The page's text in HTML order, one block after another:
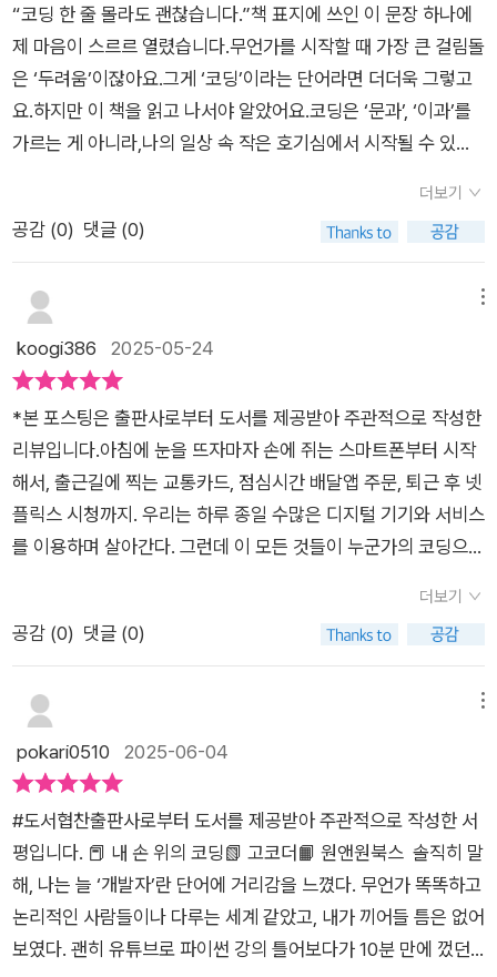
프개발자가 되기 위한 가장 빠른 방법은 뭘까? 코딩 훈련소 부트
캠프에 입소하는 것이다. 부트캠프는 단기간에 개발자가 될 수 있
게 교육하는 훈련소이기 때문이다. 짧은 시간에 일반인을 개발자
로 만들기 위한 최적의 교육과정이긴 하지만, 국비지원 학원과 온
라인 독학에 비해 훨씬 힘든 과정이다. 이 교육과정은 현업에서
사용하는 프로그래밍 지식을 기반으로 한다.코딩 배우기책으로
공부하기블로그로 공부하기고코더의 공부법수많은 예비 개발자
성장하기 위한 가장 강력한 무기다. 상황이 어렵고 여건이 여의치
않아도 독학을 통해 지식을 확장해야 한다. 각자의 환경과 상황에
맞는 자신만의 독학 방법을 연구하고 꾸준히 실행하길 바란다. 실
패해도 괜찮고, 속도가 느려도 괜찮다.백엔드 개발자에게 필요한
학습'백엔드 개발자는 보이지 않는 걸 개발합니다.'백엔드 개발자
가 되기로 결심했다면 REST API(API는 애플리케이션을 프로그
래밍하는 데 사용되는 인터페이스로, 서로 다른 소프트웨어 애플
리케이션이 공유할 수 있도록 돕는 다리 역할을 한다)를 학습하
고 익히는 것은 필수적이다. REST API는 클라우드 서비스, 모바
이것을 잘 이해하면 서버 개발의 전반적인 흐름을 이해하는 데 많
은 도움이 된다. REST API는 단순히 백엔드와 프런트엔드가 소
통하는 방법을 넘어서 다양한 시스템 간의 연동과 데이터 공유를
가능하게 해주는 중요한 기술이다. 백엔드 개발자의 필수적인 역
씨름하며 일한다. 그렇기에 사람들에게 감사를 받기보다는 그냥
일을 잘 처리해주는 기술자로 보일 때가 많다. 어쩌면 일을 잘하
면서 사랑까지 받는 개발자가 된다는 건 유토피아에 가까운 일이
다. 그렇다고 해서 굳이 ‘나쁜 개발자’가 될 필요는 없다. 사랑까
진 아니어도 남에게 실망감을 주는 개발자가 될 필요는 없는 것이
다.사랑받는 개발자가 된다는 것은 기술적 능력만을 의미하는 게
아니ㅏ 동료와의 협력, 문제 해결 과정에서의 태도, 그리고 주변
련소이며, 현업에서 사용하는 프로그래밍 지식을 기반으로 교육
하기에 힘든 과정이라 말한다. 단기간에 고생해서 개발자가 되기
보다는 천천히 깊이 있게 코딩 공부를 하고 싶은 예비 개발자와는
결이 맞지 않는데, 일단 부트캠프는 수료기간 동안 오직 이 생활
에만 전념해야 하기 때문에 사생활을 보장받지 못하고, 무엇보다
트캠프를 할 지 선택은 당연히 스스로 판단해야 한다면서 말이다.
저자의 개인적인 경험으로는 누군가를 가르친다는 마음가짐으로
학습을 하면 진도는 굉장히 느리지만 그만큼 깊이 있고 제대로 이
해할 수 있다고 조언한다. 단순히 배우는 것을 넘어서 마치 강의
보면 자연스럽게 머릿속에서 지식이 체계를 갖추게 된다면서, 강
학은 개발자로서 성장하기 위한 가장 강력한 무기이기에 상황이
어렵고 여건이 여의치 않아도 독학을 통해 지식을 확장해야 한다
고 강조한다. 그 밖에도 프런트엔드 개발자는 JavaScript를 잘
해야 하고, 백엔드 개발자는 REST API와 웹 프레임워크를 잘 다
뤄야 하며, 스마트폰 앱 서비스의 수요가 빠르게 증가하고 있지만
개발자 공급은 이를 따라가지 못하고 있기에 앱 개발자도 유망한
직종이라 말한다. 특히 앱 개발자의 최대 장점 중 하나는 창업의
우리는 살아가고 있다. 이런 시대속에 소멸하는 직업군도 생겨나
고 직업도자신이 가진 기술력에 따라 삶은 양극화로 갈린다. 그래
서 사람들은 시대의 소명과 같은 직업에 편승하고자신의 경쟁력
을 갖추기 위해 ‘개발자’라는 직업을 꿈꿔 본다. 본업 아닌 부업과
같이 은퇴 후를 위해. 스스로 무언가 만들어내고가치를 평가 받으
며 시간에 구애 받지 않고 높은 생산성을 바탕으로 경제적 여유를
갖출 수 있게 말이다. 책은이런 꿈을 꾸고 있는 사람들에게 ‘개발
정을 말하고 있다. 개발자가 하는 일은 무엇이며 어떤 도구를 매
개로 현실을 구축하는지, 그 과정에 코딩이 어떤 존재 필요인지
말이다. 그래서 책은 다양한언어로 컴퓨터를 조율하는 만큼 번역
기의 과정 ‘컴파일러’에대한 이해로부터 시작한다. 거기서 코딩에
대한 이해로 좋은 프로그램을 만드는 개발자는 경력을 관리를하
며 목표를 성취하고 삶을 즐기는 사람이라 ‘개발자’의 정의라고말
한다. 다음은시작하는 이들을 위한 교육이다. 현실적인 교육은 어
디서 이루어지고 국비지원과 같이 교육에 도움이 되는방법과 다
양한 온라인 강의를 통한 이해의 툴을 말한다. 유튜브, 블로그홈
대한 시작과 마스터별 필요성에 대한 과정은 가격대 의구심이 많
은 교육과정이지만그 필요성 이해를 높여주고 있다. 다음은 배울
수 있는 인터넷 툴과 개발자에서도 특이성 있는 직군을설명한다.
평소에 이용하기 쉬운 사이트와 그 활용, 다양한개발자의 전문분
텍, 모바일, 웹, 서버 등 다양한 직군의 소개를 통해 자신이 잘 할
의 현실과 오해 현실의 모습이다. 사람들의 환상에 맞는 직업인
지, 현실은 밤샘과 야근, 담배와 술 그리고 고충, 급여와 취직의
여부 다양한 현실에 개발자로써애환을 말하며 개발자로 몸담기
위한 의지를 묻고 있다. 막연한 환상의 직업이 아닌 남들과 다른
노력과학습, 반복되는 업무에 당신은 그래도 개발자는 꿈꾸는가
“코딩 한 줄 몰라도 괜찮습니다.”책 표지에 쓰인 이 문장 하나에
제 마음이 스르르 열렸습니다.무언가를 시작할 때 가장 큰 걸림돌
은 ‘두려움’이잖아요.그게 ‘코딩’이라는 단어라면 더더욱 그렇고
요.하지만 이 책을 읽고 나서야 알았어요.코딩은 ‘문과’, ‘이과’를
가르는 게 아니라,나의 일상 속 작은 호기심에서 시작될 수 있는
해, 개발자라는 직업은 ‘나와는 상관없는 사람들 이야기’처럼 느
껴졌어요.하지만 저자님의 안내로 차근차근 코딩의 개념을 따라
스마트폰,리모컨, 전자결제기 뒤에 숨어 있던 마법 같은 언어라는
걸 깨닫게 되었죠.​예를 들어, 신호등의 작동에도 코딩이 필요하
고,인터넷 뱅킹도, 아이가 좋아하는 유튜브 앱도모두 누군가의
코딩은 너무 어렵고 멀게만 느껴졌는데,『내 손 위의 코딩』은 엄마
의 눈높이로 쉽게, 일상에 빗대어 설명해 주니참 친절하고 따뜻하
게 다가왔어요.​ ​🧩 나에게 맞는 코딩 공부법을 찾다​책은 단순히
“코딩은 이래요~”로 끝나지 않아요.국비지원 교육, 부트캠프, 온
라인 독학, 책 공부법까지 다양한 루트를실제 사례와 함께 자세히
알려줘요.​특히 저는 ‘방구석에서 개발자가 될 수 있을까?’라는챕
터를 유심히 읽었어요. 엄마로서 집안일과 육아에 치이다 보면밖
분히 가능합니다”**라고 말해주더라고요.​아직 개발자가 되겠다
는 거창한 꿈까진 아니지만,나도 뭔가 배워볼 수 있다는 자신감을
선물받았어요.​ ​👩‍💻 엄마도 성장하고 싶어요​저자는 개발자를 단
순한 ‘기술자’가 아닌,문제를 해결하고 세상을 조금씩 바꿔가는
사람이라고 말해요.그 말을 읽으며 마음이 찡했어요.​아이에게 늘
“세상에 도움이 되는 사람으로 자라렴” 하고 말하지만,사실 저
자신은 얼마나 그런 사람이었나 되돌아보게 되더라고요.​그래서
결심했어요. 아주 작게라도,나만의 포트폴리오 하나 만들어보기
로요.아직은 모르는 게 더 많고, 엉성한 시도일지 모르지만,『내 손
더보기
공감 (0) 댓글 (0)
koogi386 2025-05-24
*본 포스팅은 출판사로부터 도서를 제공받아 주관적으로 작성한
리뷰입니다.아침에 눈을 뜨자마자 손에 쥐는 스마트폰부터 시작
해서, 출근길에 찍는 교통카드, 점심시간 배달앱 주문, 퇴근 후 넷
플릭스 시청까지. 우리는 하루 종일 수많은 디지털 기기와 서비스
를 이용하며 살아간다. 그런데 이 모든 것들이 누군가의 코딩으로
재를 당연하게 여기듯, 코딩은 우리 일상에 너무나 자연스럽게 스
며들어 있어서 오히려 그 존재감을 느끼기 어렵다. 생각해보면 참
신기한 일이다. 지금 이 순간에도 전 세계 어딘가에서 누군가는
새벽까지 키보드를 두드리며 우리가 내일 사용할 앱을 만들고 있
더 편리하게, 때로는 더 즐겁게 만들어주고 있다. 이렇게 보면 개
서 조용히 마법을 부려, 우리의 일상을 변화시키는.. 이번에 이러
한 코딩의 세곌ㄹ 쉽게 이야기 하는 신간을 읽을 기회가 있었다.
고코더님의 <내손 위의 코딩>이었다.코딩이라는 이 마법의 세
계에 발을 들여놓으려고 하면 갑자기 높고 두꺼운 벽이 앞을 가로
막는 듯한 느낌을 받는다. '나는 문과인데', '수학을 못하는데', '나
더보기
공감 (0) 댓글 (0)
pokari0510 2025-06-04
#도서협찬출판사로부터 도서를 제공받아 주관적으로 작성한 서
평입니다. 📕 내 손 위의 코딩📗 고코더📙 원앤원북스 솔직히 말
해, 나는 늘 ‘개발자’란 단어에 거리감을 느꼈다. 무언가 똑똑하고
논리적인 사람들이나 다루는 세계 같았고, 내가 끼어들 틈은 없어
보였다. 괜히 유튜브로 파이썬 강의 틀어보다가 10분 만에 껐던